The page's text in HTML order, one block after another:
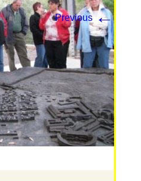
←
Previous